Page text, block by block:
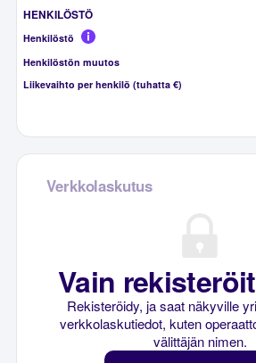
HENKILÖSTÖ
Henkilöstö
Henkilöstön muutos
Liikevaihto per henkilö (tuhatta €)
Verkkolaskutus
Vain
Rekisteröidy, ja saat näkyville
verkkolaskutiedot, kuten
välittäjän nimen.